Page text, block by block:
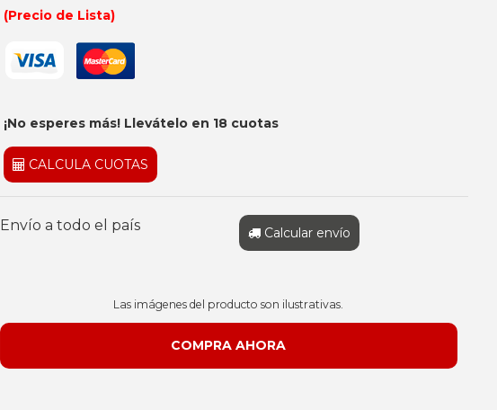
(Precio de Lista)
¡No esperes más! Llevátelo en 18 cuotas
CALCULA CUOTAS
Envío a todo el país Calcular envío
Las imágenes del producto son ilustrativas.